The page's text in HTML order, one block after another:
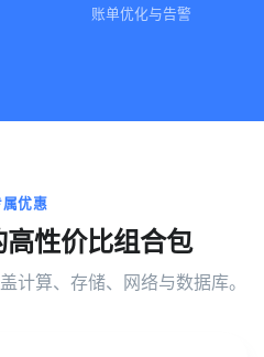
账单优化与告警
优惠
性价比组合包
计算、存储、网络与数据库。